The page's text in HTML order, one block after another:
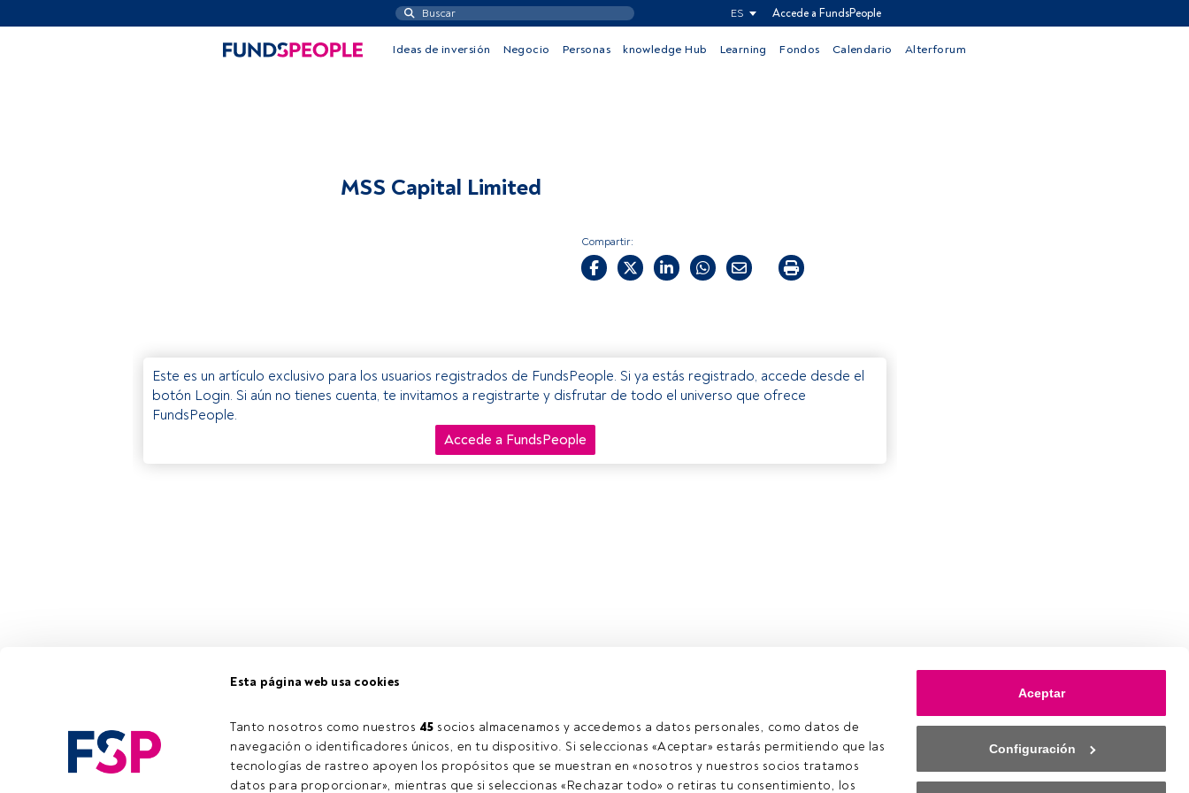
Esta página web usa cookies
Tanto nosotros como nuestros 45 socios almacenamos y accedemos a datos personales, como datos de
navegación o identificadores únicos, en tu dispositivo. Si seleccionas «Aceptar» estarás permitiendo que las
tecnologías de rastreo apoyen los propósitos que se muestran en «nosotros y nuestros socios tratamos
datos para proporcionar», mientras que si seleccionas «Rechazar todo» o retiras tu consentimiento, los
Aceptar
Configuración
ES Accede a FundsPeople
Ideas de inversión Negocio Personas knowledge Hub Learning Fondos Calendario Alterforum
MSS Capital Limited
Compartir:
Este es un artículo exclusivo para los usuarios registrados de FundsPeople. Si ya estás registrado, accede desde el
botón Login. Si aún no tienes cuenta, te invitamos a registrarte y disfrutar de todo el universo que ofrece
FundsPeople.
Accede a FundsPeople